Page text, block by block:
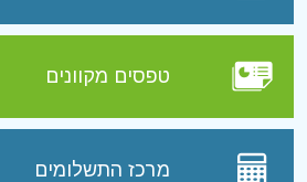
טפסים מקוונים
מרכז התשלומים